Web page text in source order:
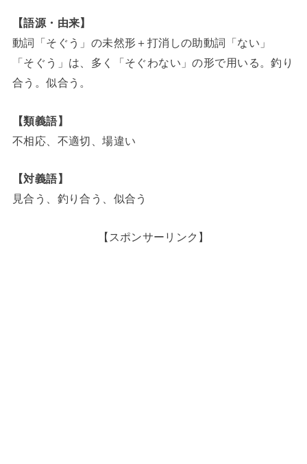
【語源・由来】
動詞「そぐう」の未然形＋打消しの助動詞「ない」
「そぐう」は、多く「そぐわない」の形で用いる。釣り
合う。似合う。
【類義語】
不相応、不適切、場違い
【対義語】
見合う、釣り合う、似合う
【スポンサーリンク】